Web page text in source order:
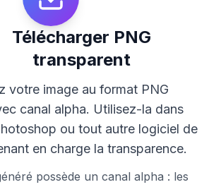
Télécharger PNG
transparent
votre image au format PNG
canal alpha. Utilisez-la dans
ou tout autre logiciel de
en charge la transparence.
possède un canal alpha : les